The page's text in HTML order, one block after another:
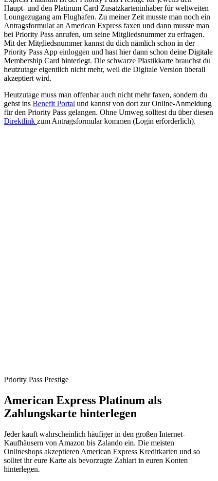
Haupt- und den Platinum Card Zusatzkarteninhaber für weltweiten
Loungezugang am Flughafen. Zu meiner Zeit musste man noch ein
Antragsformular an American Express faxen und dann musste man
bei Priority Pass anrufen, um seine Mitgliedsnummer zu erfragen.
Mit der Mitgliedsnummer kannst du dich nämlich schon in der
Priority Pass App einloggen und hast hier dann schon deine Digitale
Membership Card hinterlegt. Die schwarze Plastikkarte brauchst du
heutzutage eigentlich nicht mehr, weil die Digitale Version überall
akzeptiert wird.
Heutzutage muss man offenbar auch nicht mehr faxen, sondern du
gehst ins Benefit Portal und kannst von dort zur Online-Anmeldung
für den Priority Pass gelangen. Ohne Umweg solltest du über diesen
Direktlink zum Antragsformular kommen (Login erforderlich).
Priority Pass Prestige
American Express Platinum als
Zahlungskarte hinterlegen
Jeder kauft wahrscheinlich häufiger in den großen Internet-
Kaufhäusern von Amazon bis Zalando ein. Die meisten
Onlineshops akzeptieren American Express Kreditkarten und so
solltet ihr eure Karte als bevorzugte Zahlart in euren Konten
hinterlegen.